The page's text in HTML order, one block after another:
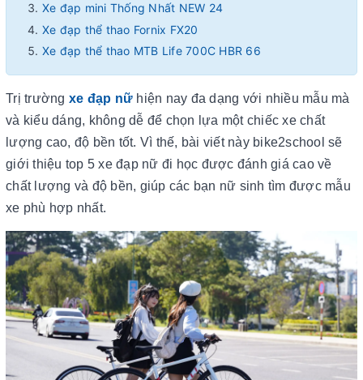
Xe đạp mini Thống Nhất NEW 24
Xe đạp thể thao Fornix FX20
Xe đạp thể thao MTB Life 700C HBR 66
Trị trường xe đạp nữ hiện nay đa dạng với nhiều mẫu mà
và kiểu dáng, không dễ để chọn lựa một chiếc xe chất
lượng cao, độ bền tốt. Vì thế, bài viết này bike2school sẽ
giới thiệu top 5 xe đạp nữ đi học được đánh giá cao về
chất lượng và độ bền, giúp các bạn nữ sinh tìm được mẫu
xe phù hợp nhất.